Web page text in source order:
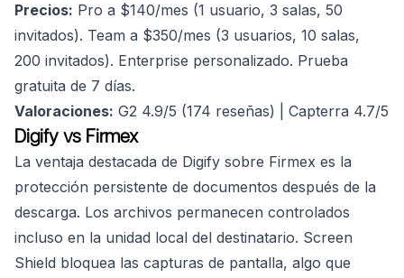
Precios: Pro a $140/mes (1 usuario, 3 salas, 50
invitados). Team a $350/mes (3 usuarios, 10 salas,
200 invitados). Enterprise personalizado. Prueba
gratuita de 7 días.
Valoraciones: G2 4.9/5 (174 reseñas) | Capterra 4.7/5
Digify vs Firmex
La ventaja destacada de Digify sobre Firmex es la
protección persistente de documentos después de la
descarga. Los archivos permanecen controlados
incluso en la unidad local del destinatario. Screen
Shield bloquea las capturas de pantalla, algo que